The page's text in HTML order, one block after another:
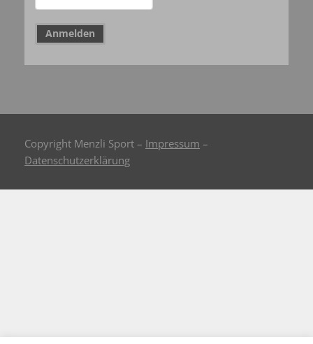
Copyright Menzli Sport – Impressum –
Datenschutzerklärung